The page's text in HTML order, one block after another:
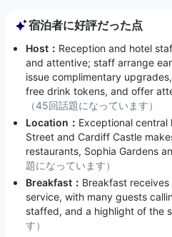
宿泊者に好評だった点
Host： Reception and hotel
and attentive; staff arrange
issue complimentary
free drink tokens, and offer
（45回話題になっています）
Location： Exceptional central
Street and Cardiff Castle
restaurants, Sophia Gardens
題になっています）
Breakfast： Breakfast
service, with many guests
staffed, and a highlight of the
す）